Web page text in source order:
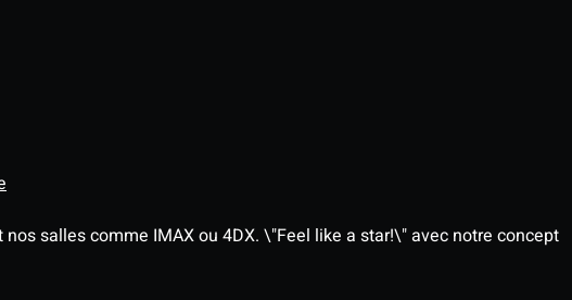
salles comme IMAX ou 4DX. \"Feel like a star!\" avec notre concept